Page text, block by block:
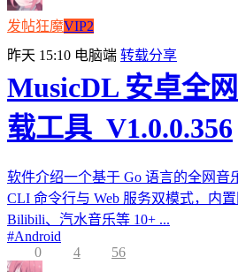
发帖狂魔VIP2
昨天 15:10 电脑端 转载分享
MusicDL 安卓全
载工具_V1.0.0.356
软件介绍一个基于 Go 语言的全网音
CLI 命令行与 Web 服务双模式，内置
Bilibili、汽水音乐等 10+ ...
#Android
0
4 56